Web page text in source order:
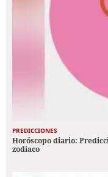
PREDICCIONES
Horóscopo diario:
zodiaco